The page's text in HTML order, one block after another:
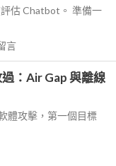
估 Chatbot。 準備一
言
：Air Gap 與離線
體攻擊，第一個目標